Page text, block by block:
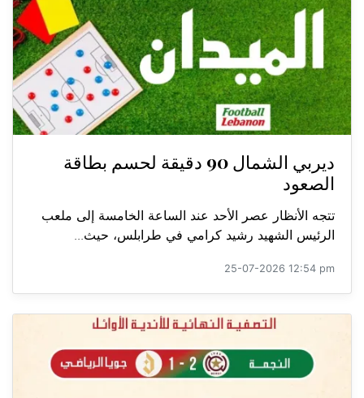
ديربي الشمال 90 دقيقة لحسم بطاقة
الصعود
تتجه الأنظار عصر الأحد عند الساعة الخامسة إلى ملعب
الرئيس الشهيد رشيد كرامي في طرابلس، حيث...
25-07-2026 12:54 pm